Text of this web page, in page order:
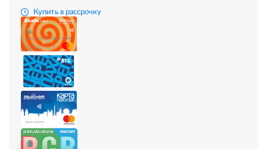
Купить в рассрочку